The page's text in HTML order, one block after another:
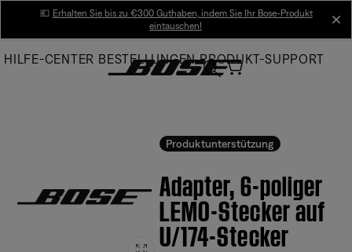
Main
💶 Erhalten Sie bis zu €300 Guthaben, indem Sie Ihr Bose-Produkt
eintauschen!
HILFE-CENTER BESTELLUNGEN PRODUKT-SUPPORT
Produktunterstützung
Adapter, 6-poliger
LEMO-Stecker auf
U/174-Stecker